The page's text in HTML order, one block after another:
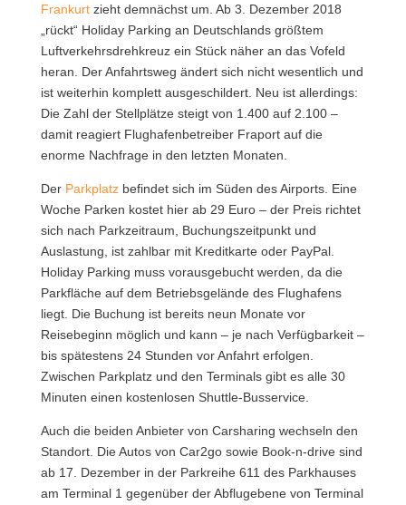
Frankurtzieht demnächst um. Ab 3. Dezember 2018
„rückt“ Holiday Parking an Deutschlands größtem
Luftverkehrsdrehkreuz ein Stück näher an das Vofeld
heran.
Der Anfahrtsweg ändert sich nicht wesentlich und
ist weiterhin komplett ausgeschildert. Neu ist allerdings:
Die Zahl der Stellplätze steigt von 1.400 auf 2.100 –
damit reagiert Flughafenbetreiber Fraport auf die
enorme Nachfrage in den letzten Monaten.
Der Parkplatzbefindet sich im Süden des Airports. Eine
Woche Parken kostet hier ab 29 Euro – der Preis richtet
sich nach Parkzeitraum, Buchungszeitpunkt und
Auslastung, ist zahlbar mit Kreditkarte oder PayPal.
Holiday Parking muss vorausgebucht werden, da die
Parkfläche auf dem Betriebsgelände des Flughafens
liegt. Die Buchung ist bereits neun Monate vor
Reisebeginn möglich und kann – je nach Verfügbarkeit –
bis spätestens 24 Stunden vor Anfahrt erfolgen.
Zwischen Parkplatz und den Terminals gibt es alle 30
Minuten einen kostenlosen Shuttle-Busservice.
Auch die beiden Anbieter von Carsharing wechseln den
Standort. Die Autos von Car2go sowie Book-n-drive sind
ab 17. Dezember in der Parkreihe 611 des Parkhauses
am Terminal 1 gegenüber der Abflugebene von Terminal